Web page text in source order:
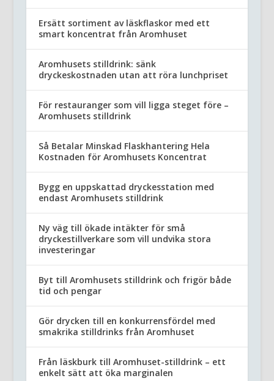
Ersätt sortiment av läskflaskor med ett
smart koncentrat från Aromhuset
Aromhusets stilldrink: sänk
dryckeskostnaden utan att röra lunchpriset
För restauranger som vill ligga steget före –
Aromhusets stilldrink
Så Betalar Minskad Flaskhantering Hela
Kostnaden för Aromhusets Koncentrat
Bygg en uppskattad dryckesstation med
endast Aromhusets stilldrink
Ny väg till ökade intäkter för små
dryckestillverkare som vill undvika stora
investeringar
Byt till Aromhusets stilldrink och frigör både
tid och pengar
Gör drycken till en konkurrensfördel med
smakrika stilldrinks från Aromhuset
Från läskburk till Aromhuset-stilldrink – ett
enkelt sätt att öka marginalen